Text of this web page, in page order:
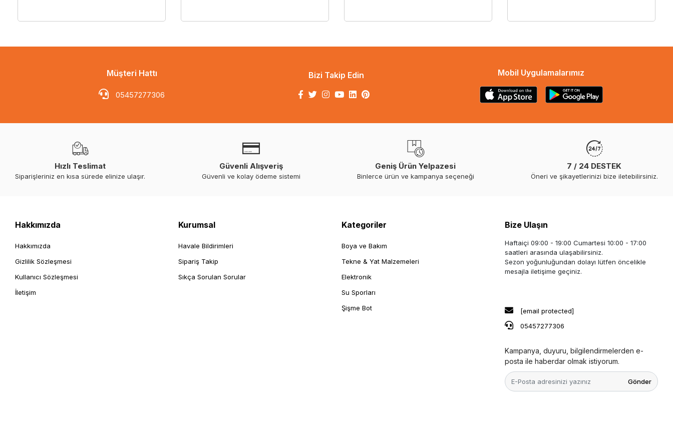
Müşteri Hattı
05457277306
Bizi Takip Edin Mobil Uygulamalarımız
Hızlı Teslimat
Siparişleriniz en kısa sürede elinize ulaşır.
Güvenli Alışveriş
Güvenli ve kolay ödeme sistemi
Geniş Ürün Yelpazesi
Binlerce ürün ve kampanya seçeneği
7 / 24 DESTEK
Öneri ve şikayetlerinizi bize iletebilirsiniz.
Hakkımızda
Hakkımızda
Gizlilik Sözleşmesi
Kullanıcı Sözleşmesi
İletişim
Kurumsal
Havale Bildirimleri
Sipariş Takip
Sıkça Sorulan Sorular
Kategoriler
Boya ve Bakım
Tekne & Yat Malzemeleri
Elektronik
Su Sporları
Şişme Bot
Bize Ulaşın
Haftaiçi 09:00 - 19:00 Cumartesi 10:00 - 17:00
saatleri arasında ulaşabilirsiniz.
Sezon yoğunluğundan dolayı lütfen öncelikle
mesajla iletişime geçiniz.
[email protected]
05457277306
Kampanya, duyuru, bilgilendirmelerden e-
posta ile haberdar olmak istiyorum.
Gönder